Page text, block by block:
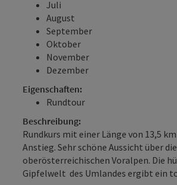
Juli
August
September
Oktober
November
Dezember
Eigenschaften:
Rundtour
Beschreibung:
Rundkurs mit einer Länge von 13,5
Anstieg. Sehr schöne Aussicht über die
oberösterreichischen Voralpen. Die
Gipfelwelt des Umlandes ergibt ein